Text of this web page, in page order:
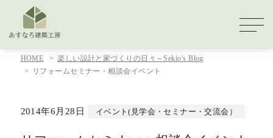
HOME
楽しい設計と家づくりの日々～Sekio's Blog
リフォームセミナー・相談会イベント
2014年6月28日 イベント(見学会・セミナー・交流会）